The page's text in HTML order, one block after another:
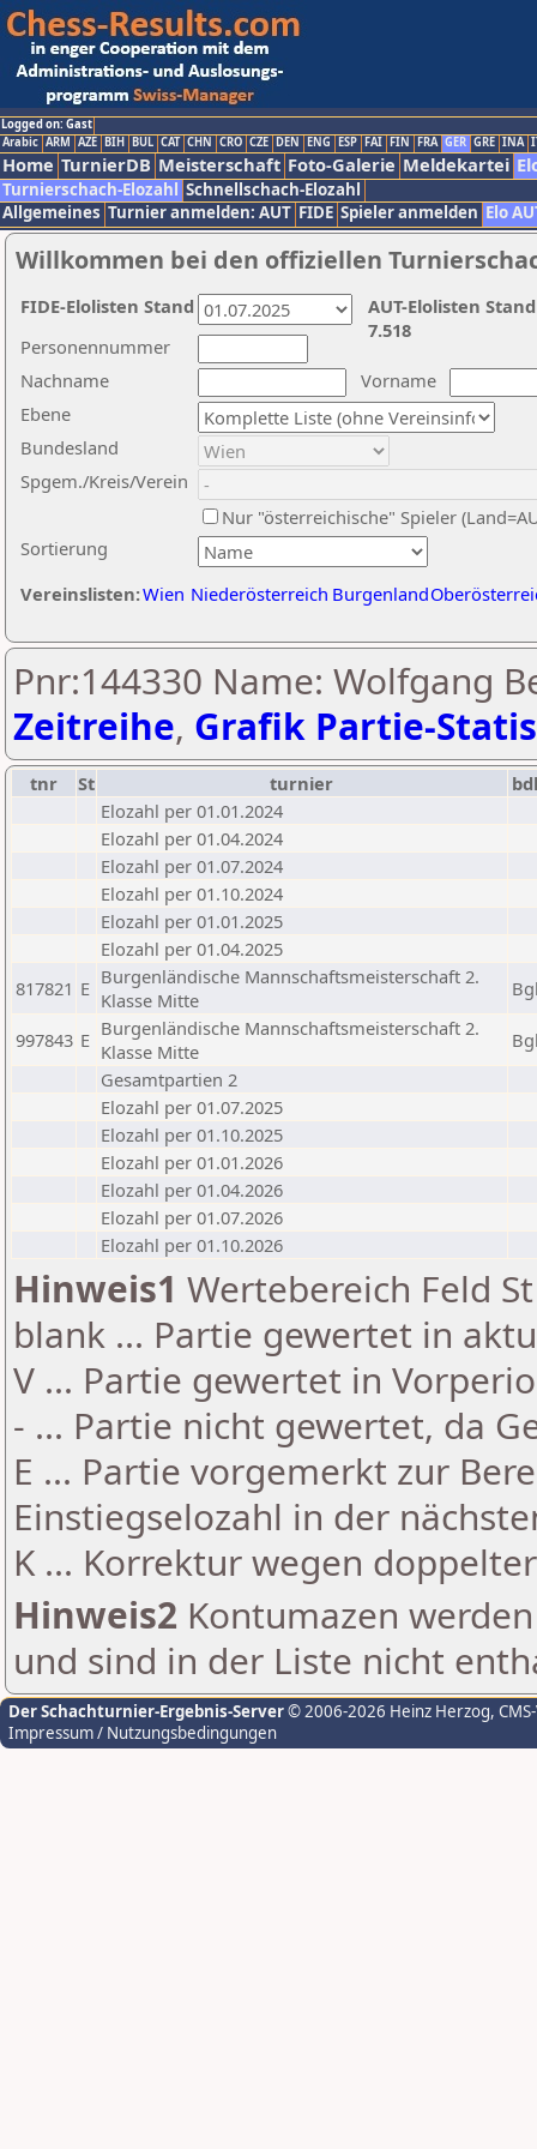
Logged on: Gast
Arabic ARM AZE BIH BUL CAT CHN CRO CZE DEN ENG ESP FAI FIN FRA GER GRE INA
Home TurnierDB Meisterschaft Foto-Galerie Meldekartei
Turnierschach-Elozahl Schnellschach-Elozahl
Allgemeines Turnier anmelden: AUT FIDE Spieler anmelden Elo
Willkommen bei den offiziellen
Nachname
Vorname
Ebene
Sortierung
Personennummer
Bundesland
Spgem./Kreis/Verein
Nur "österreichische" Spieler
Vereinslisten:Wien Niederösterreich Burgenland
AUT-Elolisten
7.518
FIDE-Elolisten Stand
Pnr:144330 Name: Wolfgang
Zeitreihe, Grafik Partie-
tnr St turnier
Elozahl per 01.01.2024
Elozahl per 01.04.2024
Elozahl per 01.07.2024
Elozahl per 01.10.2024
Elozahl per 01.01.2025
Elozahl per 01.04.2025
817821 E Burgenländische Mannschaftsmeisterschaft 2.
Klasse Mitte
997843 E Burgenländische Mannschaftsmeisterschaft 2.
Klasse Mitte
Gesamtpartien 2
Elozahl per 01.07.2025
Elozahl per 01.10.2025
Elozahl per 01.01.2026
Elozahl per 01.04.2026
Elozahl per 01.07.2026
Elozahl per 01.10.2026
Hinweis1 Wertebereich Feld
blank ... Partie gewertet in
V ... Partie gewertet in
- ... Partie nicht gewertet, da
E ... Partie vorgemerkt zur
Einstiegselozahl in der
K ... Korrektur wegen
Hinweis2 Kontumazen
und sind in der Liste nicht
Der Schachturnier-Ergebnis-Server© 2006-2026 Heinz Herzog,
Impressum / Nutzungsbedingungen